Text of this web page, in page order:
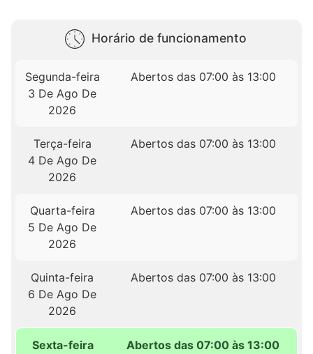
Horário de funcionamento
Segunda-feira
3 De Ago De
2026
Abertos das 07:00 às 13:00
Terça-feira
4 De Ago De
2026
Abertos das 07:00 às 13:00
Quarta-feira
5 De Ago De
2026
Abertos das 07:00 às 13:00
Quinta-feira
6 De Ago De
2026
Abertos das 07:00 às 13:00
Sexta-feira
Abertos das 07:00 às 13:00